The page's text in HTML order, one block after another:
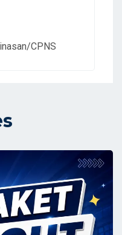
CPNS